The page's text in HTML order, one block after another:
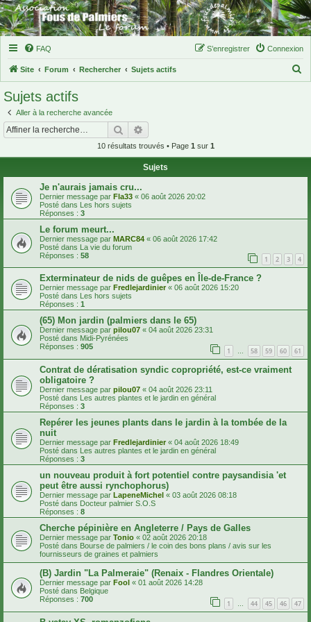
FAQ Connexion
S’enregistrer
Site Forum Rechercher Sujets actifs
r
Sujets actifs
Aller à la recherche avancée
Rechercher
10 résultats trouvés • Page 1 sur 1
Sujets
Je n'aurais jamais cru...
Dernier message par Fla33 « 06 août 2026 20:02
Posté dans Les hors sujets
Réponses : 3
Le forum meurt...
Dernier message par MARC84 « 06 août 2026 17:42
Posté dans La vie du forum
Réponses : 58 1 2 3 4
Exterminateur de nids de guêpes en Île-de-France ?
Dernier message par Fredlejardinier« 06 août 2026 15:20
Posté dans
Les hors sujets
Réponses : 1
(65) Mon jardin (palmiers dans le 65)
Dernier message par pilou07 « 04 août 2026 23:31
Posté dans Midi-Pyrénées
Réponses : 905 1 … 58 59 60 61
Contrat de dératisation syndic copropriété, est-ce vraiment
obligatoire ?
Dernier message par pilou07 « 04 août 2026 23:11
Posté dans Les autres plantes et le jardin en général
Réponses : 3
Repérer les jeunes plants dans le jardin à la tombée de la
nuit
Dernier message par Fredlejardinier « 04 août 2026 18:49
Posté dans Les autres plantes et le jardin en général
Réponses : 3
un nouveau produit à fort potentiel contre paysandisia 'et
peut être aussi rynchophorus)
Dernier message par LapeneMichel « 03 août 2026 08:18
Posté dans Docteur palmier S.O.S
Réponses : 8
Cherche pépinière en Angleterre / Pays de Galles
Dernier message par Tonio « 02 août 2026 20:18
Posté dans Bourse de palmiers / le coin des bons plans / avis sur les
fournisseurs de graines et palmiers
(B) Jardin "La Palmeraie" (Renaix - Flandres Orientale)
Dernier message par Fool « 01 août 2026 14:28
Posté dans Belgique
Réponses : 700 1 44 45 46 47